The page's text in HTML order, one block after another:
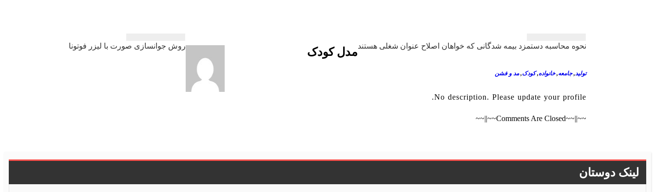
راهبری
نوشته
روش جوانسازی صورت با لیزر فوتونا نحوه محاسبه دستمزد بیمه شدگانی که خواهان اصلاح عنوان شغلی هستندمدل کودک
تولید,جامعه,خانواده,کودک,مد و فشن
No description. Please update your profile.
~~||~~Comments Are Closed~~||~~
لینک دوستان